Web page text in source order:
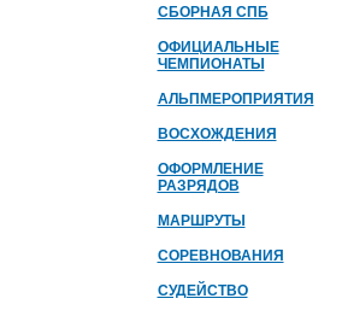
СБОРНАЯ СПБ
ОФИЦИАЛЬНЫЕ
ЧЕМПИОНАТЫ
АЛЬПМЕРОПРИЯТИЯ
ВОСХОЖДЕНИЯ
ОФОРМЛЕНИЕ
РАЗРЯДОВ
МАРШРУТЫ
СОРЕВНОВАНИЯ
СУДЕЙСТВО